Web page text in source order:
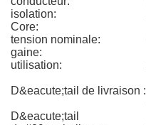
isolation:
Core:
tension nominale:
gaine:
utilisation:
D&eacute;tail de livraison :
D&eacute;tail